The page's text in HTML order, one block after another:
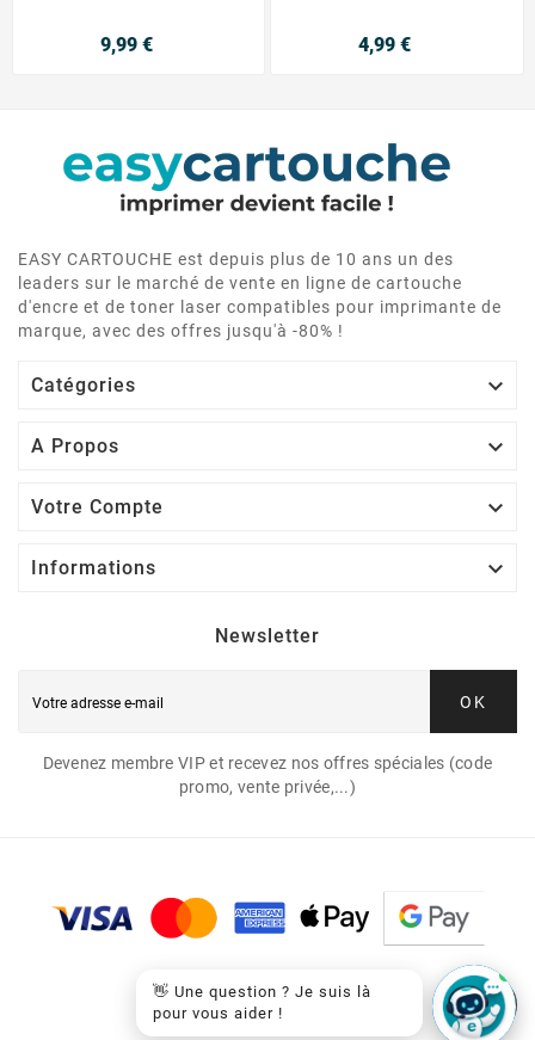
9,99 € 4,99 €
EASY CARTOUCHE est depuis plus de 10 ans un des
leaders sur le marché de vente en ligne de cartouche
d'encre et de toner laser compatibles pour imprimante de
marque, avec des offres jusqu'à -80% !
Catégories 
A Propos 
Votre Compte 
Informations 
Newsletter
OK
Devenez membre VIP et recevez nos offres spéciales (code
promo, vente privée,...)
👋 Une question ? Je suis là
pour vous aider !
© 2026 - EasyCartouche™